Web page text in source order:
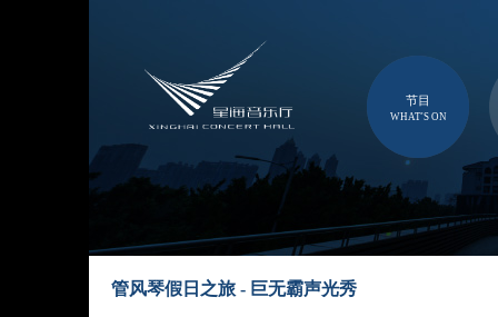
节目
WHAT'S ON
管风琴假日之旅 - 巨无霸声光秀